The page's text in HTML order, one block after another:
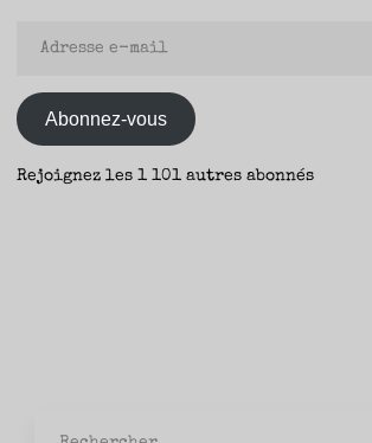
mail
Abonnez-vous
Rejoignez les 1 101 autres abonnés